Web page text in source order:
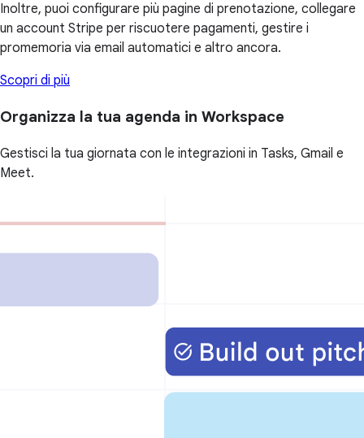
Inoltre, puoi configurare più pagine di prenotazione, collegare
un account Stripe per riscuotere pagamenti, gestire i
promemoria via email automatici e altro ancora.
Scopri di più
Organizza la tua agenda in Workspace
Gestisci la tua giornata con le integrazioni in Tasks, Gmail e
Meet.